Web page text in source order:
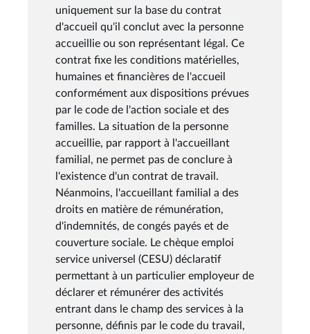
uniquement sur la base du contrat
d'accueil qu'il conclut avec la personne
accueillie ou son représentant légal. Ce
contrat fixe les conditions matérielles,
humaines et financières de l'accueil
conformément aux dispositions prévues
par le code de l'action sociale et des
familles. La situation de la personne
accueillie, par rapport à l'accueillant
familial, ne permet pas de conclure à
l'existence d'un contrat de travail.
Néanmoins, l'accueillant familial a des
droits en matière de rémunération,
d'indemnités, de congés payés et de
couverture sociale. Le chèque emploi
service universel (CESU) déclaratif
permettant à un particulier employeur de
déclarer et rémunérer des activités
entrant dans le champ des services à la
personne, définis par le code du travail,